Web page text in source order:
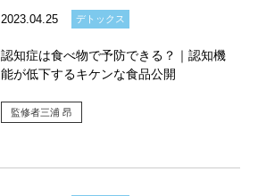
2023.04.25 デトックス
認知症は食べ物で予防できる？｜認知機
能が低下するキケンな食品公開
監修者三浦 昂